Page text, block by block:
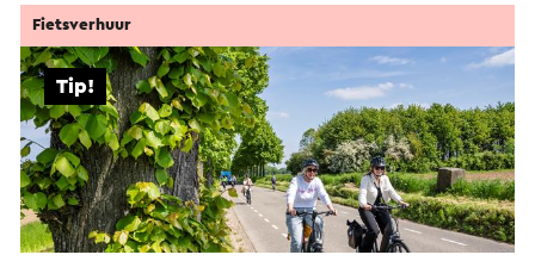
Tip!
Fietsverhuur